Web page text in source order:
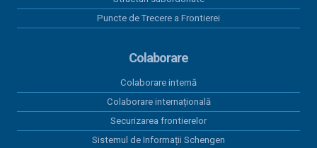
Puncte de Trecere a Frontierei
Colaborare
Colaborare internă
Colaborare internațională
Securizarea frontierelor
Sistemul de Informații Schengen